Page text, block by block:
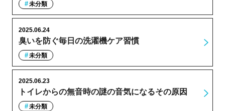
未分類
臭いを防ぐ毎日の洗濯機ケア習慣
2025.06.24
未分類
トイレからの無音時の謎の音気になるその原因
2025.06.23
未分類